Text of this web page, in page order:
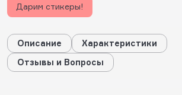
Дарим стикеры!
Описание
Характеристики
Отзывы и Вопросы